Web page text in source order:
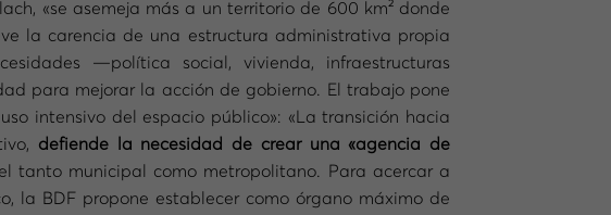
«se asemeja más a un territorio de 600 km² donde
la carencia de una estructura administrativa propia
—política social, vivienda, infraestructuras
para mejorar la acción de gobierno. El trabajo pone
intensivo del espacio público»: «La transición hacia
defiende la necesidad de crear una «agencia de
municipal como metropolitano. Para acercar a
la BDF propone establecer como órgano máximo de